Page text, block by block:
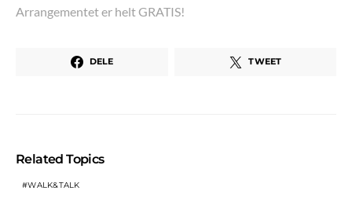
Arrangementet er helt GRATIS!
DELE TWEET
Related Topics
WALK&TALK